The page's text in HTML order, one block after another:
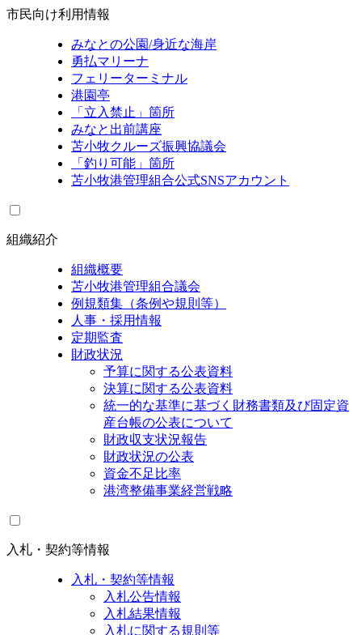
市民向け利用情報
みなとの公園/身近な海岸
勇払マリーナ
フェリーターミナル
港園亭
「立入禁止」箇所
みなと出前講座
苫小牧クルーズ振興協議会
「釣り可能」箇所
苫小牧港管理組合公式SNSアカウント
組織紹介
組織概要
苫小牧港管理組合議会
例規類集（条例や規則等）
人事・採用情報
定期監査
財政状況
予算に関する公表資料
決算に関する公表資料
統一的な基準に基づく財務書類及び固定資
産台帳の公表について
財政収支状況報告
財政状況の公表
資金不足比率
港湾整備事業経営戦略
入札・契約等情報
入札・契約等情報
入札公告情報
入札結果情報
入札に関する規則等